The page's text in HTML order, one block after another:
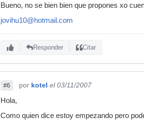
Bueno, no se bien bien que propones xo
jovihu10@hotmail.com
Responder Citar
#6 por kotel el 03/11/2007
Hola,
Como quien dice estoy empezando pero